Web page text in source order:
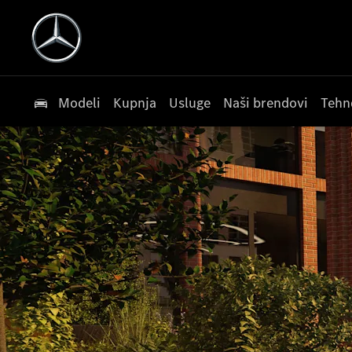
Modeli Kupnja Usluge Naši brendovi